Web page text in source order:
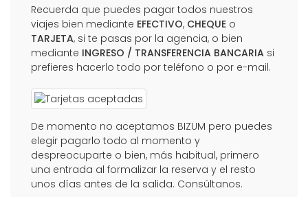
Recuerda que puedes pagar todos nuestros
viajes bien mediante EFECTIVO, CHEQUE o
TARJETA, si te pasas por la agencia, o bien
mediante INGRESO / TRANSFERENCIA BANCARIA si
prefieres hacerlo todo por teléfono o por e-mail.
De momento no aceptamos BIZUM pero puedes
elegir pagarlo todo al momento y
despreocuparte o bien, más habitual, primero
una entrada al formalizar la reserva y el resto
unos días antes de la salida. Consúltanos.